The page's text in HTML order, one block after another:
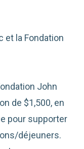
et la Fondation
John
de $1,500, en
pour supporter
déjeuners.